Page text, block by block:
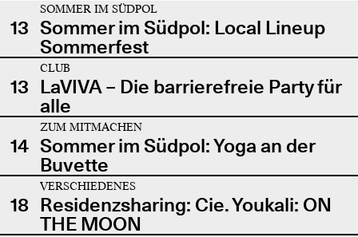
13
SOMMER IM SÜDPOL
Sommer im Südpol: Local Lineup
Sommerfest
13
CLUB
LaVIVA – Die barrierefreie Party für
alle
14
ZUM MITMACHEN
Sommer im Südpol: Yoga an der
Buvette
18
VERSCHIEDENES
Residenzsharing: Cie. Youkali: ON
THE MOON